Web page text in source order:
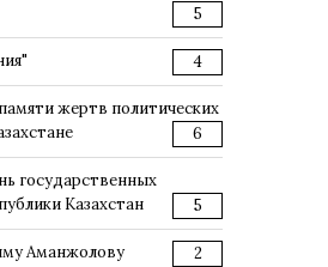
5
4
жертв политических
6
государственных
Казахстан
5
Аманжолову 2